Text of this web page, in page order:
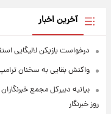
آخرین اخبار
درخواست بازیکن لالیگایی
واکنش بقایی به سخنان
بیانیه دبیرکل مجمع
روز خبرنگار